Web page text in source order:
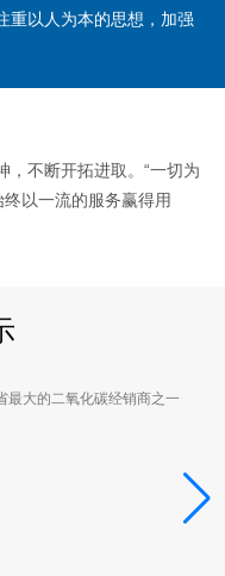
重以人为本的思想，加强
，不断开拓进取。“一切为
以一流的服务赢得用
最大的二氧化碳经销商之一